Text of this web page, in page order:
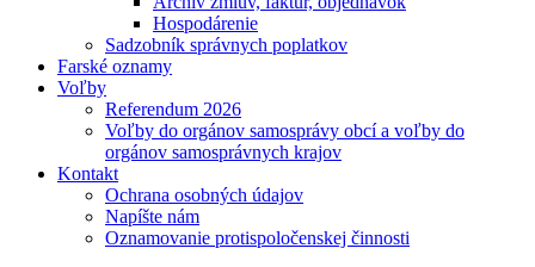
Hospodárenie
Sadzobník správnych poplatkov
Farské oznamy
Voľby
Referendum 2026
Voľby do orgánov samosprávy obcí a voľby do
orgánov samosprávnych krajov
Kontakt
Ochrana osobných údajov
Napíšte nám
Oznamovanie protispoločenskej činnosti